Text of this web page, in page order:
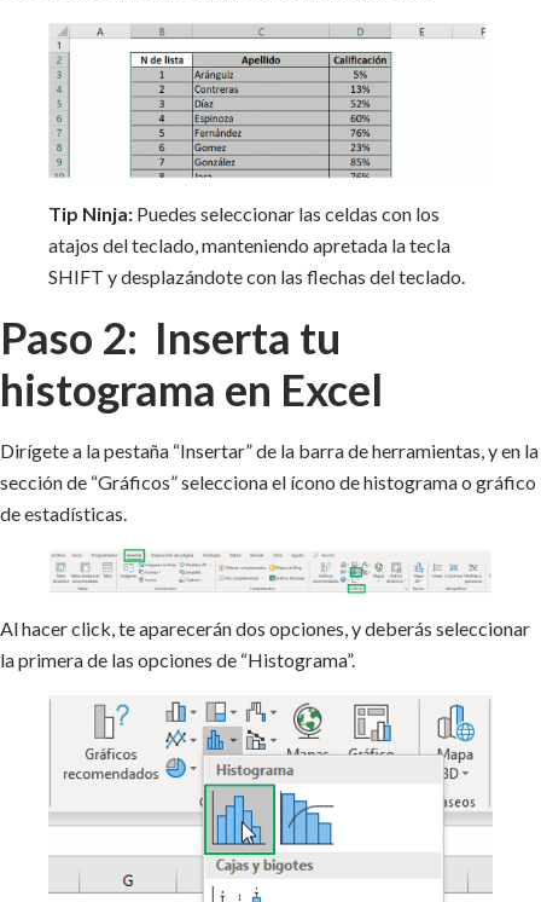
Tip Ninja: Puedes seleccionar las celdas con los
atajos del teclado, manteniendo apretada la tecla
SHIFT y desplazándote con las flechas del teclado.
Paso 2: Inserta tu
histograma en Excel
Dirígete a la pestaña “Insertar” de la barra de herramientas, y en la
sección de “Gráficos” selecciona el ícono de histograma o gráfico
de estadísticas.
Al hacer click, te aparecerán dos opciones, y deberás seleccionar
la primera de las opciones de “Histograma”.